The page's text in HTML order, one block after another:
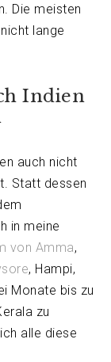
Die meisten
lange
Indien
auch nicht
Statt dessen
in meine
von Amma,
, Hampi,
Monate bis zu
zu
alle diese